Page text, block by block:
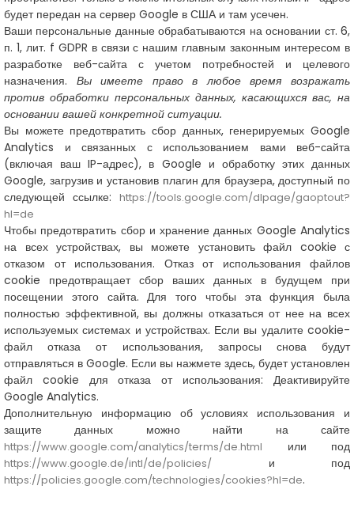
будет передан на сервер Google в США и там усечен.
Ваши персональные данные обрабатываются на основании ст. 6,
п. 1, лит. f GDPR в связи с нашим главным законным интересом в
разработке веб-сайта с учетом потребностей и целевого
назначения. Вы имеете право в любое время возражать
против обработки персональных данных, касающихся вас, на
основании вашей конкретной ситуации.
Вы можете предотвратить сбор данных, генерируемых Google
Analytics и связанных с использованием вами веб-сайта
(включая ваш IP-адрес), в Google и обработку этих данных
Google, загрузив и установив плагин для браузера, доступный по
следующей ссылке: https://tools.google.com/dlpage/gaoptout?
hl=de
Чтобы предотвратить сбор и хранение данных Google Analytics
на всех устройствах, вы можете установить файл cookie с
отказом от использования. Отказ от использования файлов
cookie предотвращает сбор ваших данных в будущем при
посещении этого сайта. Для того чтобы эта функция была
полностью эффективной, вы должны отказаться от нее на всех
используемых системах и устройствах. Если вы удалите cookie-
файл отказа от использования, запросы снова будут
отправляться в Google. Если вы нажмете здесь, будет установлен
файл cookie для отказа от использования: Деактивируйте
Google Analytics.
Дополнительную информацию об условиях использования и
защите данных можно найти на сайте
https://www.google.com/analytics/terms/de.html или под
https://www.google.de/intl/de/policies/ и под
https://policies.google.com/technologies/cookies?hl=de.